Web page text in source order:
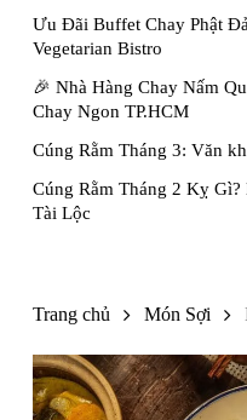
Ưu Đãi Buffet Chay Phật
Vegetarian Bistro
🎉 Nhà Hàng Chay Nấm
Chay Ngon TP.HCM
Cúng Rằm Tháng 3: Văn
Cúng Rằm Tháng 2 Kỵ
Tài Lộc
Trang chủ Món Sợi